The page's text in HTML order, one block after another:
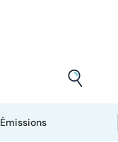
Émissions